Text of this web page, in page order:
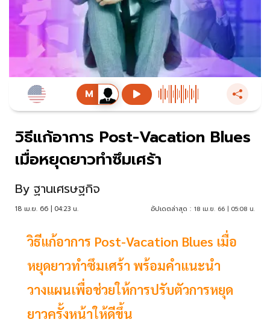
วิธีแก้อาการ Post-Vacation Blues
เมื่อหยุดยาวทำซึมเศร้า
By ฐานเศรษฐกิจ
18 เม.ย. 66 | 04:23 น. อัปเดตล่าสุด : 18 เม.ย. 66 | 05:08 น.
วิธีแก้อาการ Post-Vacation Blues เมื่อ
หยุดยาวทำซึมเศร้า พร้อมคำแนะนำ
วางแผนเพื่อช่วยให้การปรับตัวการหยุด
ยาวครั้งหน้าให้ดีขึ้น